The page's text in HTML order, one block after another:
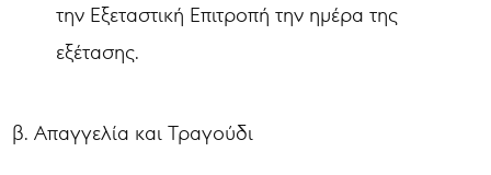
την Εξεταστική Επιτροπή την ημέρα της
εξέτασης.
β. Απαγγελία και Τραγούδι